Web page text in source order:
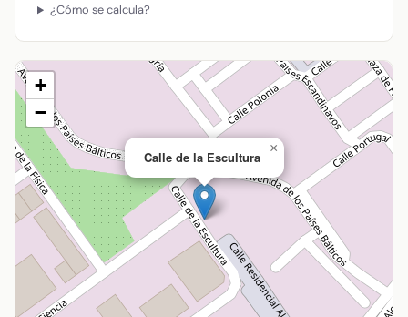
¿Cómo se calcula?
Calle de la Escultura
×
+
−